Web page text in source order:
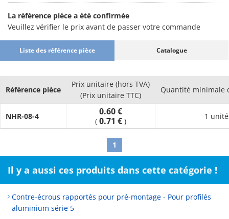
La référence pièce a été confirmée
Veuillez vérifier le prix avant de passer votre commande
Liste des référence pièce Catalogue
Référence pièce
Prix unitaire (hors TVA)
(Prix unitaire TTC)
Quantité minimale
NHR-08-4 0.60 €
( 0.71 € )
1
1
Il y a aussi ces produits dans cette catégorie !
Contre-écrous rapportés pour pré-montage - Pour profilés
aluminium série 5